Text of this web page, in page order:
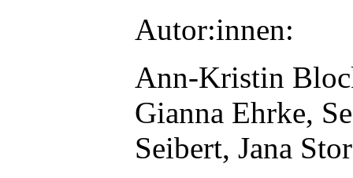
Autor:innen:
Ann-Kristin
Gianna Ehrke,
Seibert, Jana